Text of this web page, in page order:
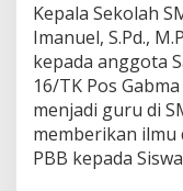
Kepala Sekolah
Imanuel, S.Pd.,
kepada anggota
16/TK Pos
menjadi guru di
memberikan ilmu
PBB kepada